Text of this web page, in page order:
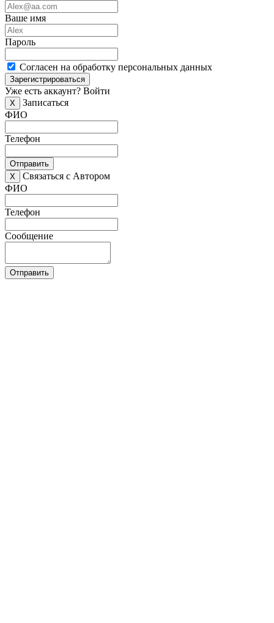
Ваше имя
Пароль
Согласен на обработку персональных данных
Зарегистрироваться
Уже есть аккаунт? Войти
X
Записаться
ФИО
Телефон
Отправить
X
Связаться с Автором
ФИО
Телефон
Сообщение
Отправить